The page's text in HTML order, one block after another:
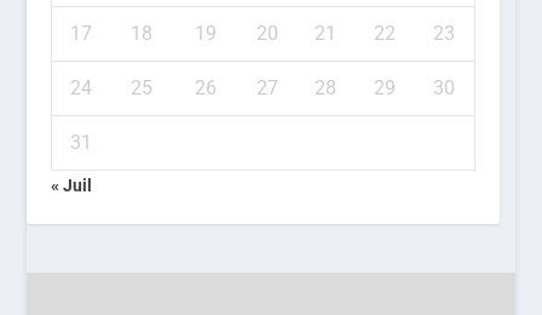
17 18 19 20 21 22 23
24 25 26 27 28 29 30
31
« Juil